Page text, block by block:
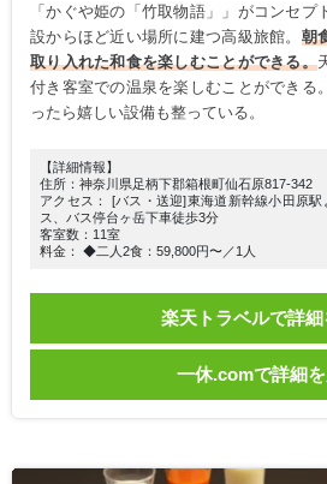
「かぐや姫の「竹取物語」」がコンセ
設からほど近い場所に建つ高級旅館。 朝
取り入れた和食を楽しむことができる。
付き客室での温泉を楽しむことができる
ったら嬉しい設備も整っている。
【詳細情報】
住所：神奈川県足柄下郡箱根町仙石原817-342
アクセス： [バス・送迎]東海道新幹線小田原
ス、バス停台ヶ岳下車徒歩3分
客室数：11室
料金： ◆二人2食：59,800円〜／1人
楽天トラベルで詳細
一休.comで詳細